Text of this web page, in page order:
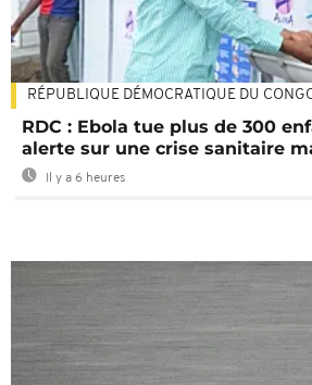
RÉPUBLIQUE DÉMOCRATIQUE DU
RDC : Ebola tue plus de 300
alerte sur une crise sanitaire
Il y a 6 heures